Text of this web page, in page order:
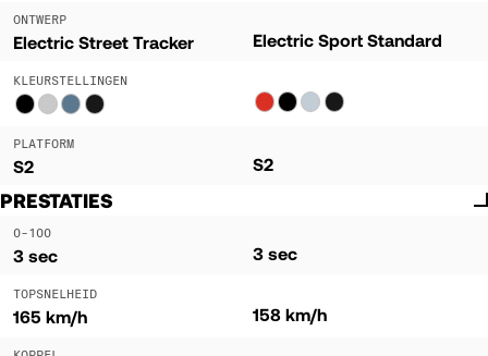
ONTWERP
Electric Street Tracker Electric Sport Standard
KLEURSTELLINGEN
PLATFORM
S2 S2
PRESTATIES
0-100
3 sec 3 sec
TOPSNELHEID
165 km/h 158 km/h